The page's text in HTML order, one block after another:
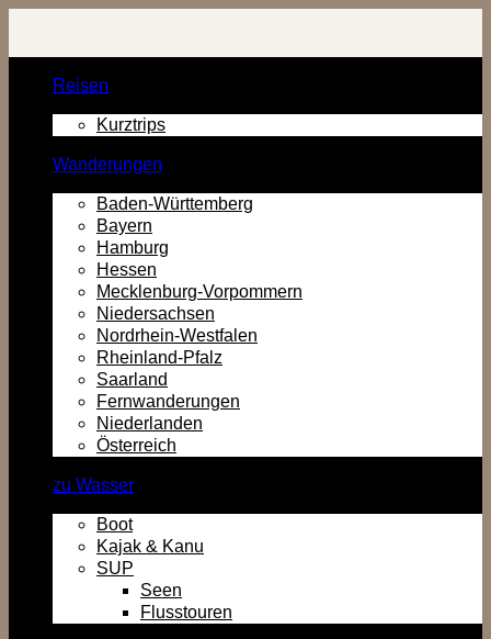
Inhalt
Reisen
Kurztrips
Wanderungen
Baden-Württemberg
Bayern
Hamburg
Hessen
Mecklenburg-Vorpommern
Niedersachsen
Nordrhein-Westfalen
Rheinland-Pfalz
Saarland
Fernwanderungen
Niederlanden
Österreich
zu Wasser
Boot
Kajak & Kanu
SUP
Seen
Flusstouren